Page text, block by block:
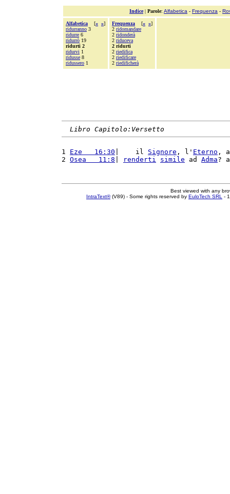
Indice| Parole: Alfabetica - Frequenza -
Alfabetica [« »]
ridurranno 3
ridurre 6
ridurrò 19
ridurti 2
ridurvi 1
ridusse 8
ridussero 1
Frequenza [« »]
2 ridomandare
2 ridonderà
2 riduceva
2 ridurti
2 riedifica
2 riedificare
2 riedificherà
Libro Capitolo:Versetto
1 Eze   16:30 |    il Signore , l' Eterno ,
2 Osea   11:8 renderti simile ad Adma?
Best viewed with any
IntraText®(V89) - Some rights reserved by EuloTech SRL -